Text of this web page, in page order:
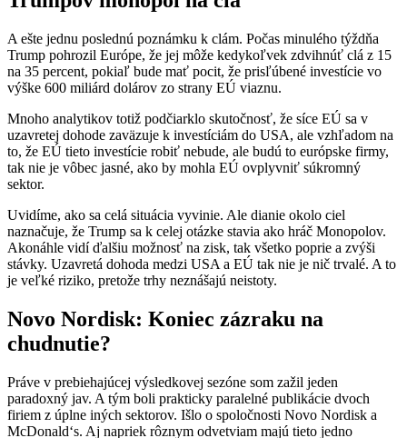
A ešte jednu poslednú poznámku k clám. Počas minulého týždňa
Trump pohrozil Európe, že jej môže kedykoľvek zdvihnúť clá z 15
na 35 percent, pokiaľ bude mať pocit, že prisľúbené investície vo
výške 600 miliárd dolárov zo strany EÚ viaznu.
Mnoho analytikov totiž podčiarklo skutočnosť, že síce EÚ sa v
uzavretej dohode zaväzuje k investíciám do USA, ale vzhľadom na
to, že EÚ tieto investície robiť nebude, ale budú to európske firmy,
tak nie je vôbec jasné, ako by mohla EÚ ovplyvniť súkromný
sektor.
Uvidíme, ako sa celá situácia vyvinie. Ale dianie okolo ciel
naznačuje, že Trump sa k celej otázke stavia ako hráč Monopolov.
Akonáhle vidí ďalšiu možnosť na zisk, tak všetko poprie a zvýši
stávky. Uzavretá dohoda medzi USA a EÚ tak nie je nič trvalé. A to
je veľké riziko, pretože trhy neznášajú neistoty.
Novo Nordisk: Koniec zázraku na
chudnutie?
Práve v prebiehajúcej výsledkovej sezóne som zažil jeden
paradoxný jav. A tým boli prakticky paralelné publikácie dvoch
firiem z úplne iných sektorov. Išlo o spoločnosti Novo Nordisk a
McDonald‘s. Aj napriek rôznym odvetviam majú tieto jedno